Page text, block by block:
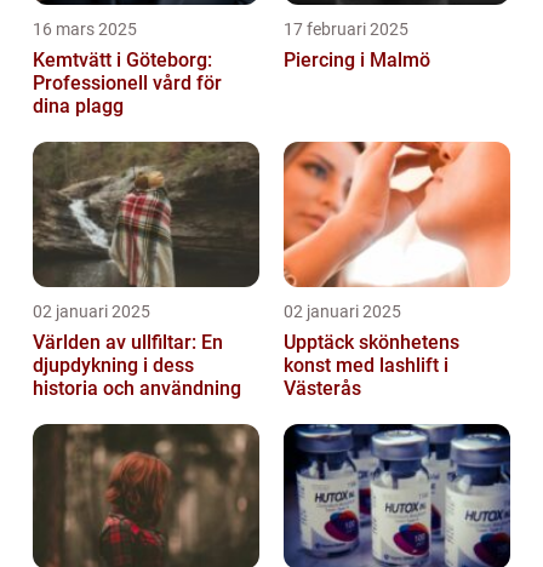
16 mars 2025
Kemtvätt i Göteborg:
Professionell vård för
dina plagg
17 februari 2025
Piercing i Malmö
02 januari 2025
Världen av ullfiltar: En
djupdykning i dess
historia och användning
02 januari 2025
Upptäck skönhetens
konst med lashlift i
Västerås